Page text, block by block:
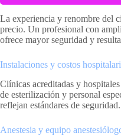
La experiencia y renombre del
precio. Un profesional con
ofrece mayor seguridad y
Instalaciones y costos
Clínicas acreditadas y
de esterilización y personal
reflejan estándares de seguridad.
Anestesia y equipo